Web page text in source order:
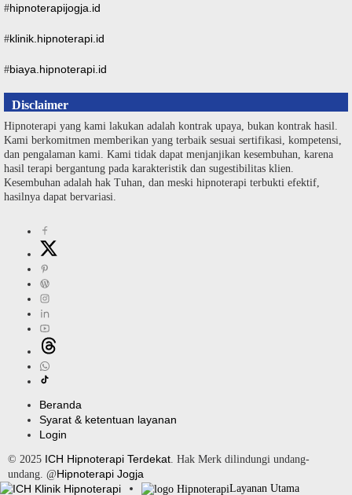
#hipnoterapijogja.id
#klinik.hipnoterapi.id
#biaya.hipnoterapi.id
Disclaimer
Hipnoterapi yang kami lakukan adalah kontrak upaya, bukan kontrak hasil.
Kami berkomitmen memberikan yang terbaik sesuai sertifikasi, kompetensi,
dan pengalaman kami. Kami tidak dapat menjanjikan kesembuhan, karena
hasil terapi bergantung pada karakteristik dan sugestibilitas klien.
Kesembuhan adalah hak Tuhan, dan meski hipnoterapi terbukti efektif,
hasilnya dapat bervariasi.
Beranda
Syarat & ketentuan layanan
Login
© 2025 ICH Hipnoterapi Terdekat . Hak Merk dilindungi undang-
undang. @Hipnoterapi Jogja
Layanan Utama